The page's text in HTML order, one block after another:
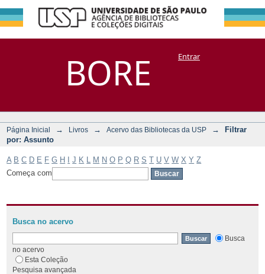
BORE
Filtrar por:
Assunto
DSpace/Manakin + CoriscoEntrar
Página Inicial → Livros → Acervo das Bibliotecas da USP →
Filtrar
por: Assunto
A B C D E F G H J K M N O P Q R S T U V W X Y Z
Começa com
Busca no acervo
Busca
no acervo
Esta Coleção
Pesquisa avançada